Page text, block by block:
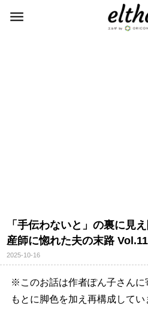
「手伝わないと」の裏に見
産師に惚れた夫の末路 Vol.11
2025-10-16
※このお話は作者ぽん子さんに
もとに脚色を加え再構成してい